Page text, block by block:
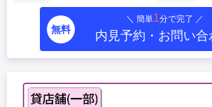
無料
＼ 簡単1分で完了 ／
内見予約・お問い合